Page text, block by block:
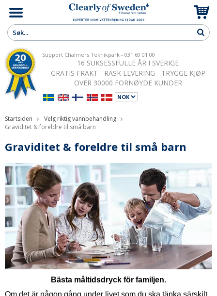
Support Chalmers Teknikpark - 031 69 01 00
16 SUKSESSFULLE ÅR I SVERIGE
GRATIS FRAKT - RASK LEVERING - TRYGGE KJØP
OVER 30000 FORNØYDE KUNDER
Startsiden
Velg riktig vannbehandling
Graviditet & foreldre til små barn
Graviditet & foreldre til små barn
Bästa måltidsdryck för familjen.
Om det är någon gång under livet som du ska tänka särskilt